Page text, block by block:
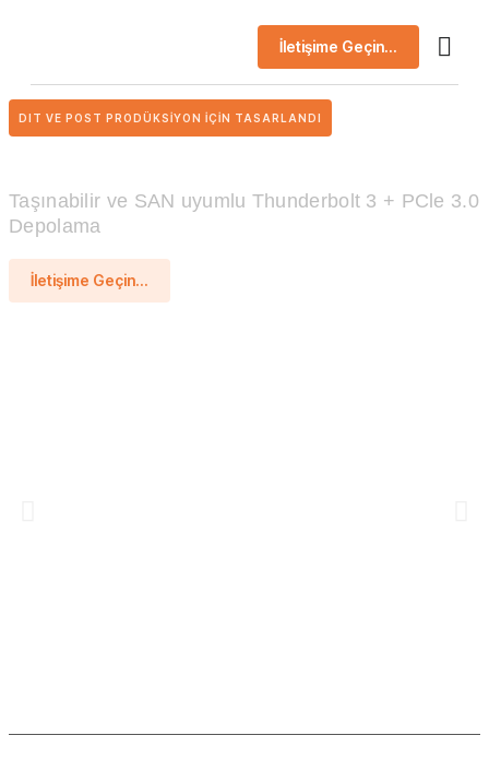
İletişime Geçin...
DIT VE POST PRODÜKSIYON IÇIN TASARLANDI
Taşınabilir ve SAN uyumlu Thunderbolt 3 + PCle 3.0
Depolama
İletişime Geçin...